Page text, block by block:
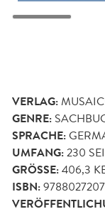
VERLAG:
GENRE:
SPRACHE:
UMFANG:230
GRÖSSE: 406,3
ISBN: